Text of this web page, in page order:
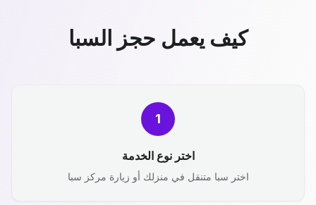
كيف يعمل حجز السبا
1
اختر نوع الخدمة
اختر سبا متنقل في منزلك أو زيارة مركز سبا